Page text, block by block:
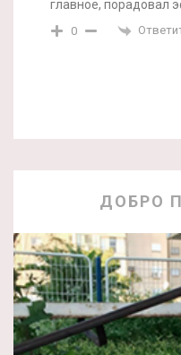
главное, порадовал
0
ДОБРО